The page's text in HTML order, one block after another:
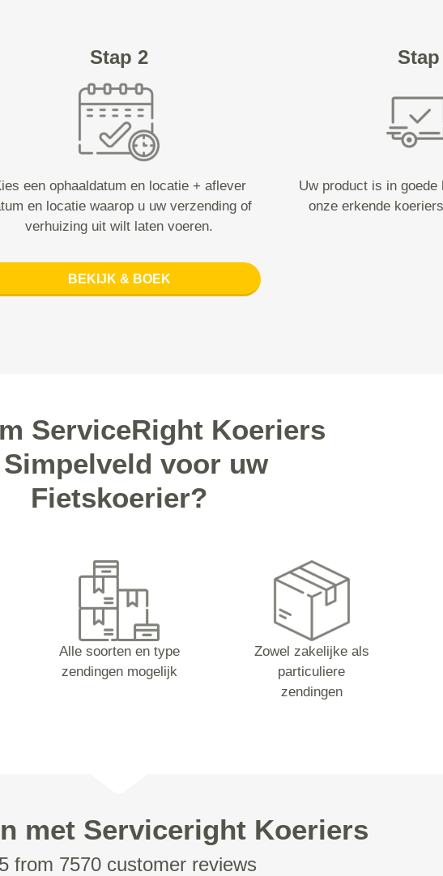
Stap 2
een ophaaldatum en locatie + aflever
en locatie waarop u uw verzending of
verhuizing uit wilt laten voeren.
Uw product is in goede
onze erkende
BEKIJK & BOEK
ServiceRight Koeriers
voor uw
Fietskoerier?
Alle soorten en type
zendingen mogelijk
Zowel zakelijke als
particuliere
zendingen
met Serviceright Koeriers
from 7570 customer reviews